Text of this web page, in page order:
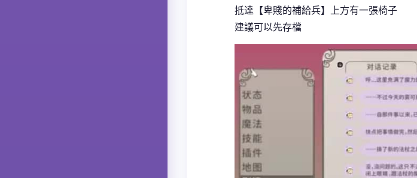
抵達【卑賤的補給兵】上方有一張椅子
建議可以先存檔